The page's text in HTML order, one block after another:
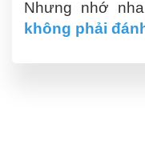
Nhưng nhớ
không phải